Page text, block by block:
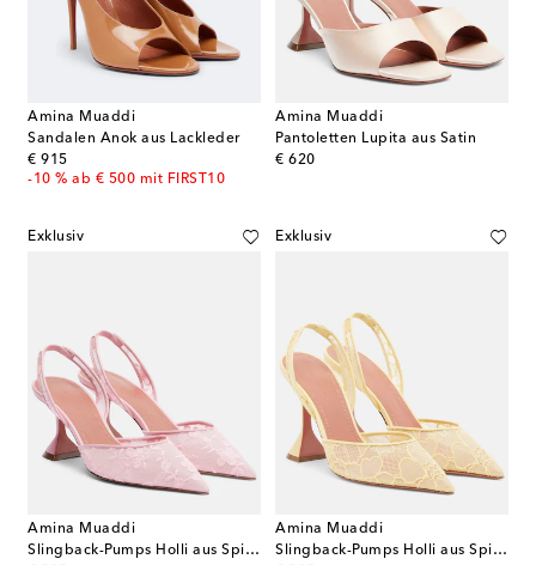
Amina Muaddi
Sandalen Anok aus Lackleder
€ 915
original price
-10 % ab € 500 mit FIRST10
Amina Muaddi
Pantoletten Lupita aus Satin
€ 620
original price
Exklusiv
Amina Muaddi
Slingback-Pumps Holli aus Spitze mit Leder
Exklusiv
Amina Muaddi
Slingback-Pumps Holli aus Spitze mit Leder